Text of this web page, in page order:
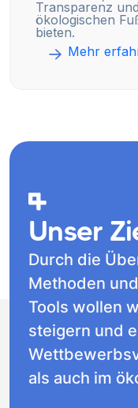
Transparenz
ökologischen
bieten.
Mehr
Unser
Durch die
Methoden
Tools wollen
steigern und
als auch im